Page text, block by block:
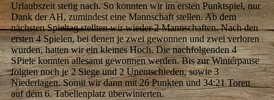
Urlaubszeit stetig nach. So konnten wir im ersten Punktspiel, nur
Dank der AH, zumindest eine Mannschaft stellen. Ab dem
nächsten Spieltag stellten wir wieder 2 Mannschaften. Nach den
ersten 4 Spielen, bei denen je zwei gewonnen und zwei verloren
wurden, hatten wir ein kleines Hoch. Die nachfolgenden 4
SPiele konnten allesamt gewonnen werden. Bis zur Winterpause
folgten noch je 2 Siege und 2 Unentschieden, sowie 3
Niederlagen. Somit wir dann mit 26 Punkten und 34:21 Toren
auf dem 6. Tabellenplatz überwinterten.